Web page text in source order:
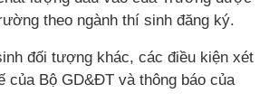
theo ngành thí sinh đăng ký.
đối tượng khác, các điều kiện xét
của Bộ GD&ĐT và thông báo của